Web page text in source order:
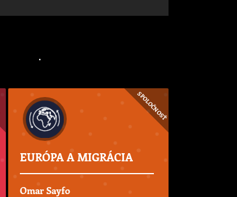
SPOLOČNOSŤ
EURÓPA A MIGRÁCIA
Omar Sayfo